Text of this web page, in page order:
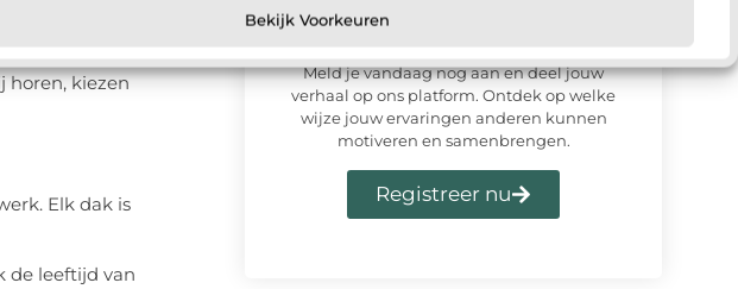
Bekijk Voorkeuren
van de
horen, kiezen
Elk dak is
de leeftijd van
Meld u vandaag aan en sluit u
aan bij ons platform
Meld je vandaag nog aan en deel jouw
verhaal op ons platform. Ontdek op welke
wijze jouw ervaringen anderen kunnen
motiveren en samenbrengen.
Registreer nu